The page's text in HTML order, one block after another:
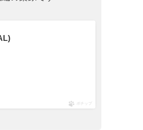
ポチップ